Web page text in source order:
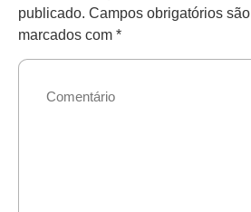
publicado. Campos obrigatórios são
marcados com *